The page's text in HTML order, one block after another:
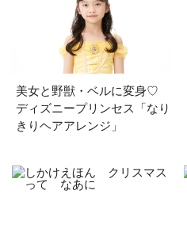
美女と野獣・ベルに変身♡
ディズニープリンセス「なり
きりヘアアレンジ」